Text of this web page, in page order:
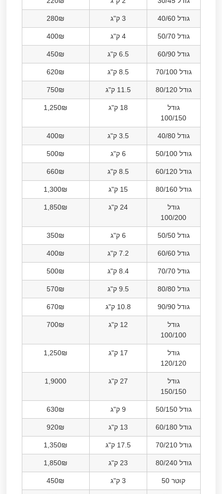
גודל 40/60 3 ק"ג 280₪
גודל 50/70 4 ק"ג 400₪
גודל 60/90 6.5 ק"ג 450₪
גודל 70/100 8.5 ק"ג 620₪
גודל 80/120 11.5 ק"ג 750₪
גודל
100/150
18 ק"ג 1,250₪
גודל 40/80 3.5 ק"ג 400₪
גודל 50/100 6 ק"ג 500₪
גודל 60/120 8.5 ק"ג 660₪
גודל 80/160 15 ק"ג 1,300₪
גודל
100/200
24 ק"ג 1,850₪
גודל 50/50 6 ק"ג 350₪
גודל 60/60 7.2 ק"ג 400₪
גודל 70/70 8.4 ק"ג 500₪
גודל 80/80 9.5 ק"ג 570₪
גודל 90/90 10.8 ק"ג 670₪
גודל
100/100
12 ק"ג 700₪
גודל
120/120
17 ק"ג 1,250₪
גודל
150/150
27 ק"ג 1,9000
גודל 50/150 9 ק"ג 630₪
גודל 60/180 13 ק"ג 920₪
גודל 70/210 17.5 ק"ג 1,350₪
גודל 80/240 23 ק"ג 1,850₪
קוטר 50 3 ק"ג 450₪